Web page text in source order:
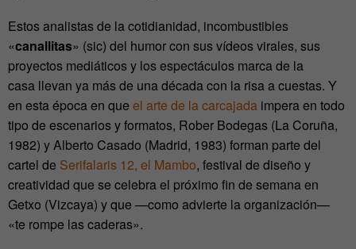
Estos analistas de la cotidianidad, incombustibles
«canallitas» (sic) del humor con sus vídeos virales, sus
proyectos mediáticos y los espectáculos marca de la
casa llevan ya más de una década con la risa a cuestas. Y
en esta época en que el arte de la carcajada impera en todo
tipo de escenarios y formatos, Rober Bodegas (La Coruña,
1982) y Alberto Casado (Madrid, 1983) forman parte del
cartel de Serifalaris 12, el Mambo, festival de diseño y
creatividad que se celebra el próximo fin de semana en
Getxo (Vizcaya) y que —como advierte la organización—
«te rompe las caderas».